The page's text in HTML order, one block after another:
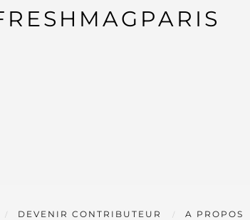
DEVENIR CONTRIBUTEUR A PROPOS